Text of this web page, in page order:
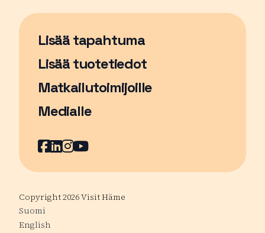
Lisää tapahtuma
Sivu avautuu uudessa ikkunassa
Lisää tuotetiedot
Matkailutoimijoille
Medialle
Facebook
Sivu avautuu uudessa ikkunassa
LinkedIn
Sivu avautuu uudessa ikkunassa
Instagram
Sivu avautuu uudessa
YouTube
Sivu avautuu uudessa
Copyright 2026 Visit Häme
Suomi
English